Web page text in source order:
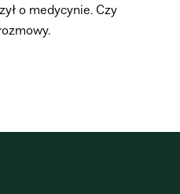
o medycynie. Czy